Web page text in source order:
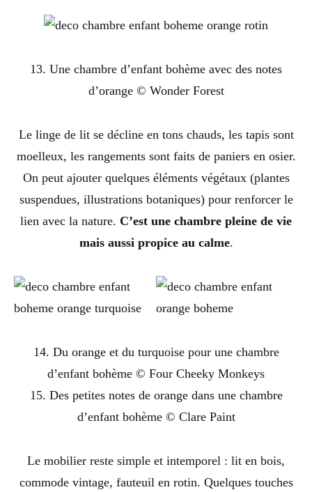
13. Une chambre d’enfant bohème avec des notes
d’orange © Wonder Forest
Le linge de lit se décline en tons chauds, les tapis sont
moelleux, les rangements sont faits de paniers en osier.
On peut ajouter quelques éléments végétaux (plantes
suspendues, illustrations botaniques) pour renforcer le
lien avec la nature. C’est une chambre pleine de vie
mais aussi propice au calme.
14. Du orange et du turquoise pour une chambre
d’enfant bohème © Four Cheeky Monkeys
15. Des petites notes de orange dans une chambre
d’enfant bohème © Clare Paint
Le mobilier reste simple et intemporel : lit en bois,
commode vintage, fauteuil en rotin. Quelques touches